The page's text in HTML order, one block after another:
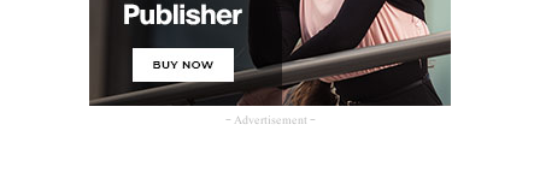
- Advertisement -